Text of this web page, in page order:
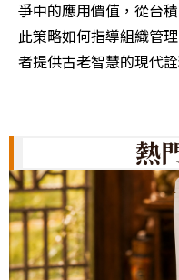
爭中的應用價值，從台
此策略如何指導組織管
者提供古老智慧的現代詮
熱